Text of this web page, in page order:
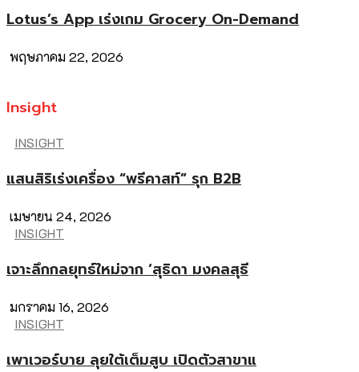
Lotus’s App เร่งเกม Grocery On-Demand
พฤษภาคม 22, 2026
Insight
INSIGHT
แสนสิริเร่งเครื่อง “พรีคาสท์” รุก B2B
เมษายน 24, 2026
INSIGHT
เจาะลึกกลยุทธ์ใหม่จาก ‘สุธิดา มงคลสุธี
มกราคม 16, 2026
INSIGHT
เพาเวอร์บาย ลุยใต้เต็มสูบ เปิดตัวสาขาแ